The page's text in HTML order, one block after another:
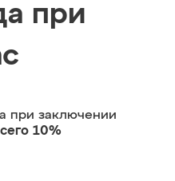
при
при заключении
10%